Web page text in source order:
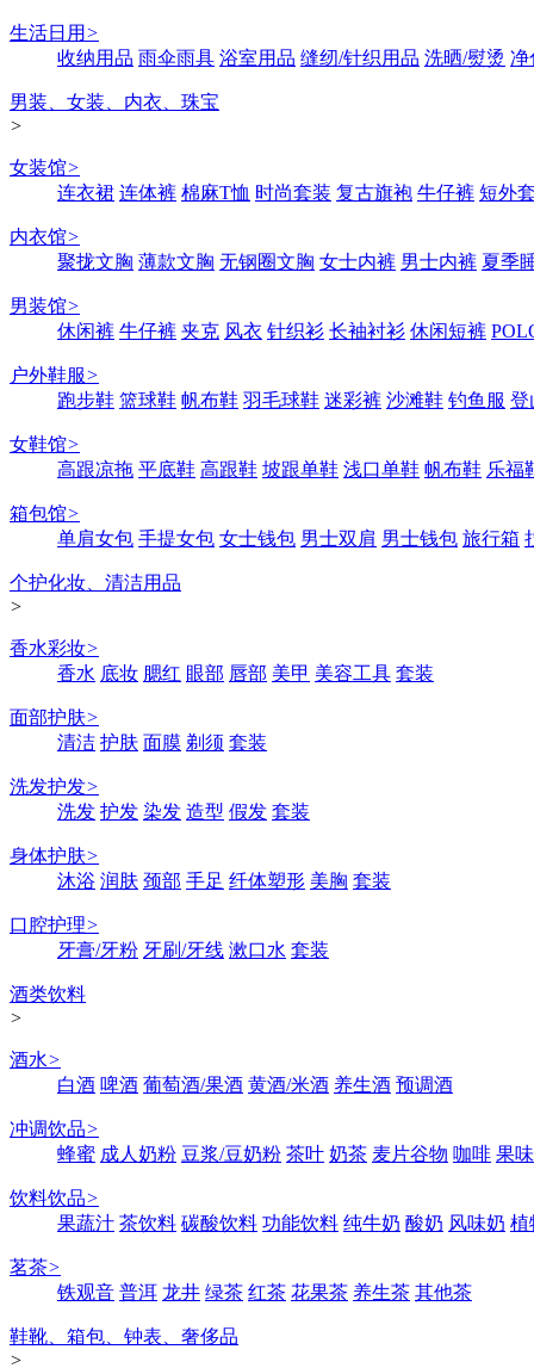
生活日用 >
收纳用品 雨伞雨具 浴室用品 缝纫/针织用品 洗晒/熨烫 净
男装、女装、内衣、珠宝
>
女装馆>
连衣裙 连体裤 棉麻T恤 时尚套装 复古旗袍 牛仔裤 短外
内衣馆>
聚拢文胸 薄款文胸 无钢圈文胸 女士内裤 男士内裤 夏季
男装馆>
休闲裤 牛仔裤 夹克 风衣 针织衫 长袖衬衫 休闲短裤
户外鞋服>
跑步鞋 篮球鞋 帆布鞋 羽毛球鞋 迷彩裤 沙滩鞋 钓鱼服 登
女鞋馆>
高跟凉拖 平底鞋 高跟鞋 坡跟单鞋 浅口单鞋 帆布鞋 乐福
箱包馆>
单肩女包 手提女包 女士钱包 男士双肩 男士钱包 旅行箱
个护化妆、清洁用品
>
香水彩妆>
香水 底妆 腮红 眼部 唇部 美甲 美容工具 套装
面部护肤>
清洁 护肤 面膜 剃须 套装
洗发护发>
洗发 护发 染发 造型 假发 套装
身体护肤>
沐浴 润肤 颈部 手足 纤体塑形 美胸 套装
口腔护理>
牙膏/牙粉 牙刷/牙线 漱口水 套装
酒类饮料
>
酒水>
白酒 啤酒 葡萄酒/果酒 黄酒/米酒 养生酒 预调酒
冲调饮品>
蜂蜜 成人奶粉 豆浆/豆奶粉 茶叶 奶茶 麦片谷物 咖啡 果
饮料饮品>
果蔬汁 茶饮料 碳酸饮料 功能饮料 纯牛奶 酸奶 风味奶 植
茗茶>
铁观音 普洱 龙井 绿茶 红茶 花果茶 养生茶 其他茶
鞋靴、箱包、钟表、奢侈品
>